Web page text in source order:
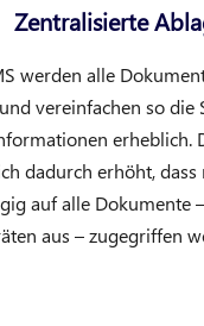
Zentralisierte
werden alle
vereinfachen so die
erheblich.
dadurch erhöht,
auf alle Dokumente
aus – zugegriffen